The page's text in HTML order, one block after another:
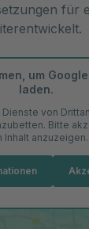
um
laden.
von
Bitte
Inhalt anzuzeigen.
für